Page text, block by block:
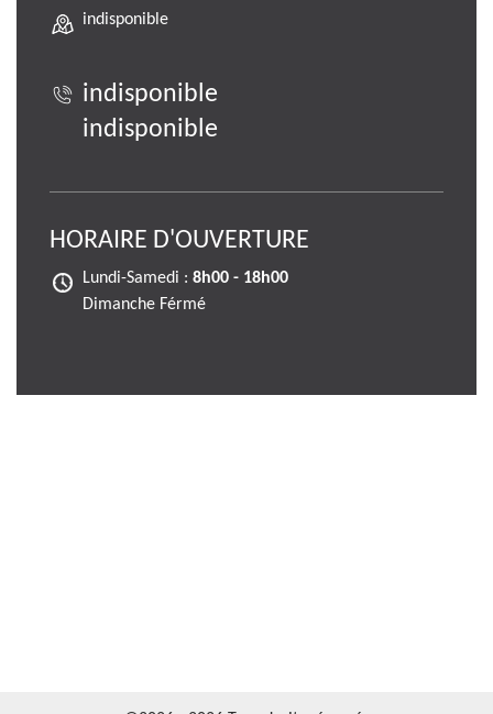
indisponible
indisponible
indisponible
HORAIRE D'OUVERTURE
Lundi-Samedi : 8h00 - 18h00
Dimanche Férmé